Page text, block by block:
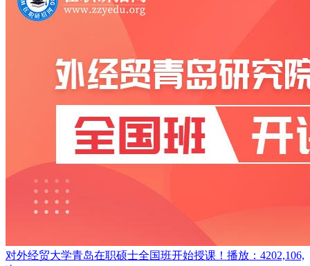
对外经贸大学青岛在职硕士全国班开始授课！ 播放：4202,106,